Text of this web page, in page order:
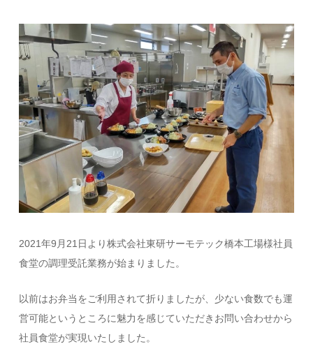
2021年9月21日より株式会社東研サーモテック橋本工場様社員
食堂の調理受託業務が始まりました。
以前はお弁当をご利用されて折りましたが、少ない食数でも運
営可能というところに魅力を感じていただきお問い合わせから
社員食堂が実現いたしました。